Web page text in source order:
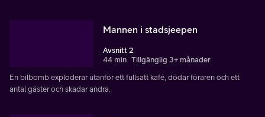
Mannen i stadsjeepen
Avsnitt 2
44 min Tillgänglig 3+ månader
En bilbomb exploderar utanför ett fullsatt kafé, dödar föraren och ett
antal gäster och skadar andra.